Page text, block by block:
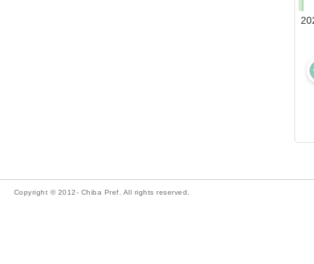
Copyright © 2012- Chiba Pref. All rights reserved.